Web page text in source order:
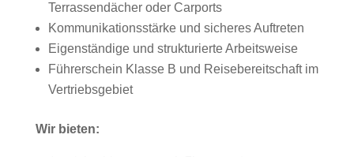
Terrassendächer oder Carports
Kommunikationsstärke und sicheres Auftreten
Eigenständige und strukturierte Arbeitsweise
Führerschein Klasse B und Reisebereitschaft im
Vertriebsgebiet
Wir bieten: